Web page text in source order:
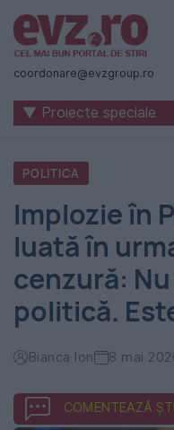
Știri
naționale
internaționale
România
Evenimentul
Zilei
coordonare@evzgroup.ro
▼ Proiecte speciale
POLITICA
Implozie în
luată în
cenzură:
politică.
Bianca Ion 8 mai
COMENTEAZĂ